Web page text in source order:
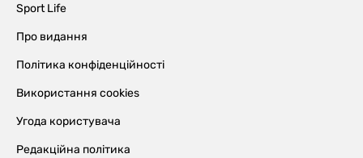
Sport Life
Про видання
Політика конфіденційності
Використання cookies
Угода користувача
Редакційна політика